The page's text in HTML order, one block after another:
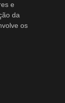
e
da
os